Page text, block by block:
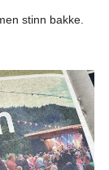
stinn bakke.